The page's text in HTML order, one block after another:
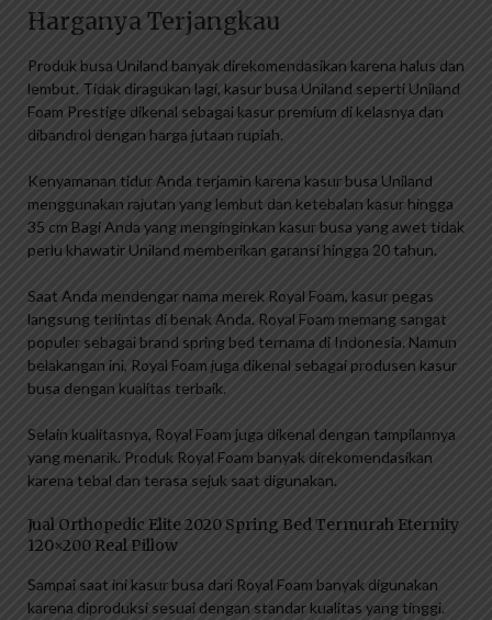
Harganya Terjangkau
Produk busa Uniland banyak direkomendasikan karena halus dan
lembut. Tidak diragukan lagi, kasur busa Uniland seperti Uniland
Foam Prestige dikenal sebagai kasur premium di kelasnya dan
dibandrol dengan harga jutaan rupiah.
Kenyamanan tidur Anda terjamin karena kasur busa Uniland
menggunakan rajutan yang lembut dan ketebalan kasur hingga
35 cm Bagi Anda yang menginginkan kasur busa yang awet tidak
perlu khawatir Uniland memberikan garansi hingga 20 tahun.
Saat Anda mendengar nama merek Royal Foam, kasur pegas
langsung terlintas di benak Anda. Royal Foam memang sangat
populer sebagai brand spring bed ternama di Indonesia. Namun
belakangan ini, Royal Foam juga dikenal sebagai produsen kasur
busa dengan kualitas terbaik.
Selain kualitasnya, Royal Foam juga dikenal dengan tampilannya
yang menarik. Produk Royal Foam banyak direkomendasikan
karena tebal dan terasa sejuk saat digunakan.
Jual Orthopedic Elite 2020 Spring Bed Termurah Eternity
120×200 Real Pillow
Sampai saat ini kasur busa dari Royal Foam banyak digunakan
karena diproduksi sesuai dengan standar kualitas yang tinggi.